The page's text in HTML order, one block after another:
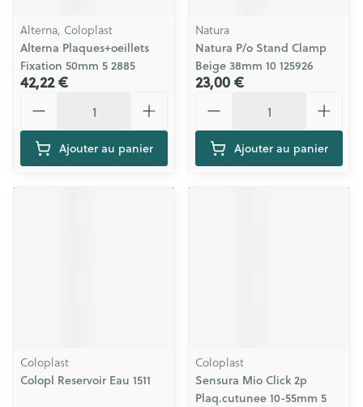
Alterna, Coloplast
Alterna Plaques+oeillets
Fixation 50mm 5 2885
42,22 €
Ajouter au panier
Natura
Natura P/o Stand Clamp
Beige 38mm 10 125926
23,00 €
Ajouter au panier
Coloplast
Colopl Reservoir Eau 1511
Coloplast
Sensura Mio Click 2p
Plaq.cutunee 10-55mm 5